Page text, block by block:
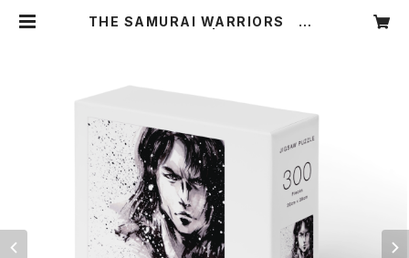
THE SAMURAI WARRIORS 【